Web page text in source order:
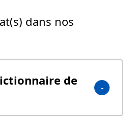
dans nos
de